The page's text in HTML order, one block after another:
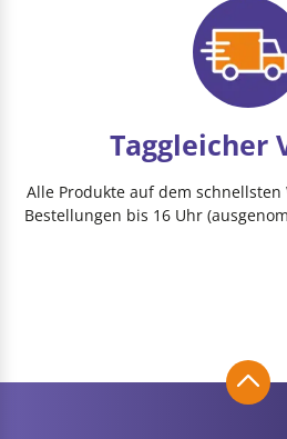
Taggleicher
Alle Produkte auf dem schnellsten
Bestellungen bis 16 Uhr